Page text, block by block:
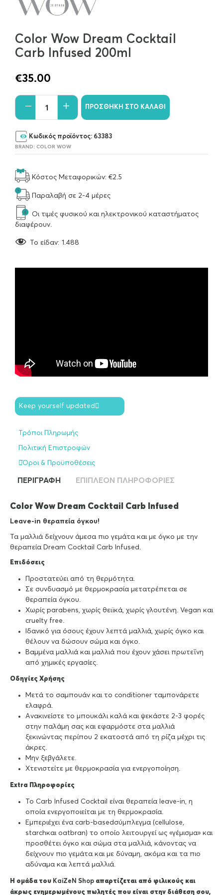
Color Wow Dream Cocktail
Carb Infused 200ml
€35.00
ΠΡΟΣΘΉΚΗ ΣΤΟ ΚΑΛΆΘΙ
Κωδικός προϊόντος: 63383
BRAND: COLOR WOW
Κόστος Μεταφορικών: €2.5
Παραλαβή σε 2-4 μέρες
Οι τιμές φυσικού και ηλεκτρονικού καταστήματος
διαφέρουν.
To είδαν: 1.488
Keep yourself updated
Τρόποι Πληρωμής
Πολιτική Επιστροφών
Όροι & Προϋποθέσεις
ΠΕΡΙΓΡΑΦΉ ΕΠΙΠΛΈΟΝ ΠΛΗΡΟΦΟΡΊΕΣ
Color Wow Dream Cocktail Carb Infused
Leave-in θεραπεία όγκου!
Τα μαλλιά δείχνουν άμεσα πιο γεμάτα και με όγκο με την
θεραπεία Dream Cocktail Carb Infused.
Επιδόσεις
Προστατεύει από τη θερμότητα.
Σε συνδυασμό με θερμοκρασία μετατρέπεται σε
θεραπεία όγκου.
Χωρίς parabens, χωρίς θειϊκά, χωρίς γλουτένη. Vegan και
cruelty free.
Ιδανικό για όσους έχουν λεπτά μαλλιά, χωρίς όγκο και
θέλουν να δώσουν σώμα και όγκο.
Βαμμένα μαλλιά και μαλλιά που έχουν χάσει πρωτεΐνη
από χημικές εργασίες.
Οδηγίες Χρήσης
Μετά το σαμπουάν και το conditioner ταμπονάρετε
ελαφρά.
Ανακινείστε το μπουκάλι καλά και ψεκάστε 2-3 φορές
στην παλάμη σας και εφαρμόστε στα μαλλιά
ξεκινώντας περίπου 2 εκατοστά από τη ρίζα μέχρι τις
άκρες.
Μην ξεβγάλετε.
Χτενιστείτε με θερμοκρασία για ενεργοποίηση.
Extra Πληροφορίες
Το Carb Infused Cocktail είναι θεραπεία leave-in, η
οποία ενεργοποιείται με τη θερμοκρασία.
Εμπεριέχει ένα carb-basedσύμπλεγμα (cellulose,
starchκαι oatbran) το οποίο λειτουργεί ως «γέμισμα» και
προσθέτει όγκο και σώμα στα μαλλιά, κάνοντας να
δείχνουν πιο γεμάτα και με δύναμη, ακόμα και τα πιο
αδύναμα και λεπτά μαλλιά.
Η ομάδα του KaiZeΝ Shop απαρτίζεται από φιλικούς και
άκρως ενημερωμένους πωλητές που είναι στην διάθεση σου,